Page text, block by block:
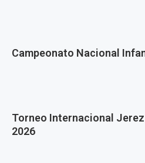
Campeonato Nacional
Torneo Internacional
2026